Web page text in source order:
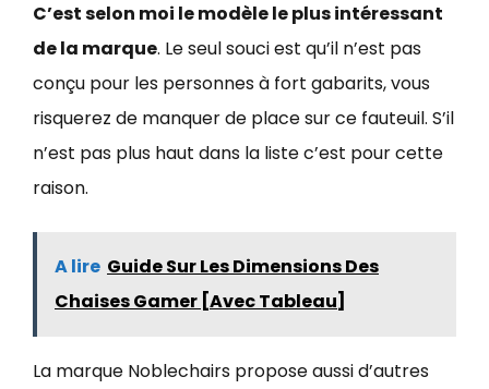
C’est selon moi le modèle le plus intéressant
de la marque. Le seul souci est qu’il n’est pas
conçu pour les personnes à fort gabarits, vous
risquerez de manquer de place sur ce fauteuil. S’il
n’est pas plus haut dans la liste c’est pour cette
raison.
A lire Guide Sur Les Dimensions Des
Chaises Gamer [Avec Tableau]
La marque Noblechairs propose aussi d’autres